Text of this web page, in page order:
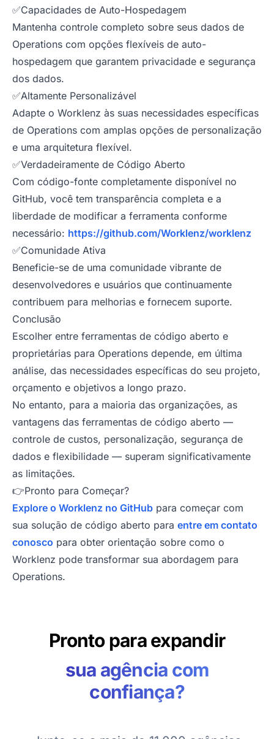
✅Capacidades de Auto-Hospedagem
Mantenha controle completo sobre seus dados de
Operations com opções flexíveis de auto-
hospedagem que garantem privacidade e segurança
dos dados.
✅Altamente Personalizável
Adapte o Worklenz às suas necessidades específicas
de Operations com amplas opções de personalização
e uma arquitetura flexível.
✅Verdadeiramente de Código Aberto
Com código-fonte completamente disponível no
GitHub, você tem transparência completa e a
liberdade de modificar a ferramenta conforme
necessário: https://github.com/Worklenz/worklenz
✅Comunidade Ativa
Beneficie-se de uma comunidade vibrante de
desenvolvedores e usuários que continuamente
contribuem para melhorias e fornecem suporte.
Conclusão
Escolher entre ferramentas de código aberto e
proprietárias para Operations depende, em última
análise, das necessidades específicas do seu projeto,
orçamento e objetivos a longo prazo.
No entanto, para a maioria das organizações, as
vantagens das ferramentas de código aberto —
controle de custos, personalização, segurança de
dados e flexibilidade — superam significativamente
as limitações.
👉Pronto para Começar?
Explore o Worklenz no GitHub para começar com
sua solução de código aberto para entre em contato
conosco para obter orientação sobre como o
Worklenz pode transformar sua abordagem para
Operations.
Pronto para expandir
sua agência com
confiança?